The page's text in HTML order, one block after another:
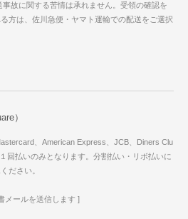
故に関する苦情は承れません。受領の確認を
方は、佐川急便・ヤマト運輸での配送をご選択
）
、American Express、JCB、Diners Clu
回払いのみとなります。分割払い・リボ払いに
ださい。
メールを送信します ]